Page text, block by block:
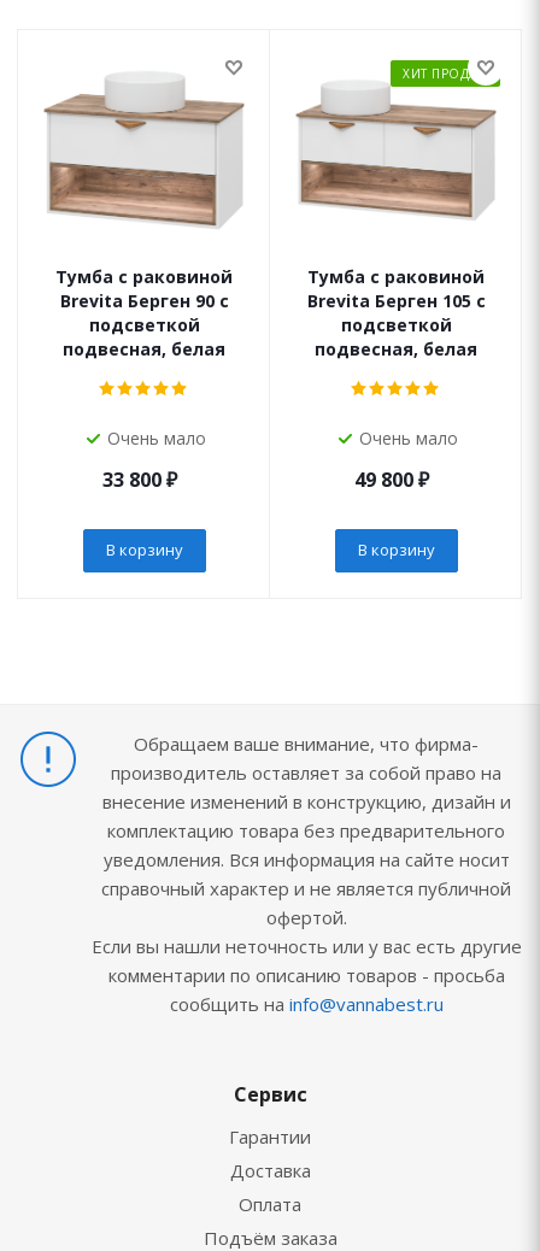
Тумба с раковиной
Brevita Берген 90 с
подсветкой
подвесная, белая
Очень мало
33 800₽
В корзину
ХИТ ПРОДАЖ
Тумба с раковиной
Brevita Берген 105 с
подсветкой
подвесная, белая
Очень мало
49 800₽
В корзину
Обращаем ваше внимание, что фирма-
производитель оставляет за собой право на
внесение изменений в конструкцию, дизайн и
комплектацию товара без предварительного
уведомления. Вся информация на сайте носит
справочный характер и не является публичной
офертой.
Если вы нашли неточность или у вас есть другие
комментарии по описанию товаров - просьба
сообщить на info@vannabest.ru
Сервис
Гарантии
Доставка
Оплата
Подъём заказа